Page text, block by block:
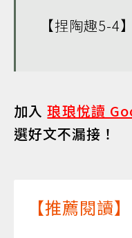
【捏陶趣5-4】
加入琅琅悅讀
選好文不漏接！
【推薦閱讀】